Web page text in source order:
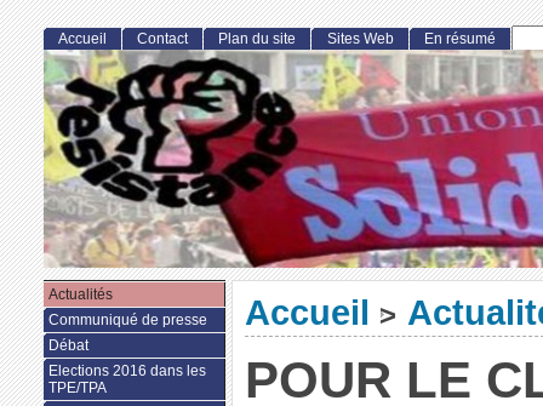
Accueil >
POUR LE
Accueil Contact Plan du site Sites Web En résumé
Actualités
Communiqué de presse
Débat
Elections 2016 dans les
TPE/TPA